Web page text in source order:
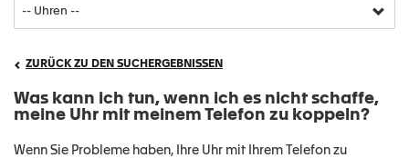
ZURÜCK ZU DEN SUCHERGEBNISSEN
Was kann ich tun, wenn ich es nicht schaffe,
meine Uhr mit meinem Telefon zu koppeln?
Wenn Sie Probleme haben, Ihre Uhr mit Ihrem Telefon zu